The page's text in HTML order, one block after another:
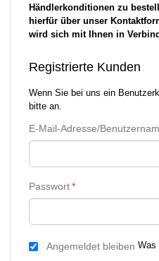
Händlerkonditionen zu
hierfür über unser
wird sich mit Ihnen in
Registrierte Kunden
Wenn Sie bei uns ein
bitte an.
E-Mail-Adresse/
*
Passwort
Angemeldet bleiben Was